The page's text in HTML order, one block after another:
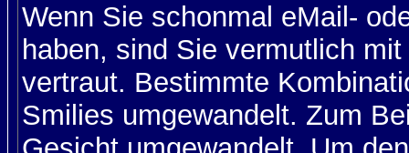
Wenn Sie schonmal eMail-
haben, sind Sie vermutlich
vertraut. Bestimmte
Smilies umgewandelt. Zum